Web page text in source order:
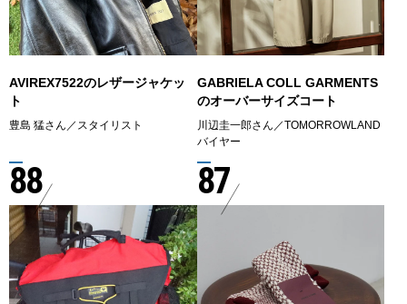
AVIREX7522のレザージャケッ
ト
豊島 猛さん／スタイリスト
GABRIELA COLL GARMENTS
のオーバーサイズコート
川辺圭一郎さん／TOMORROWLAND
バイヤー
88 87